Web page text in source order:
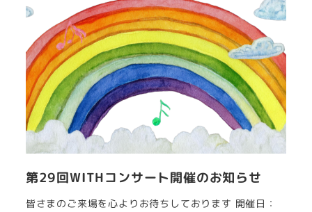
第29回WITHコンサート開催のお知らせ
皆さまのご来場を心よりお待ちしております 開催日：